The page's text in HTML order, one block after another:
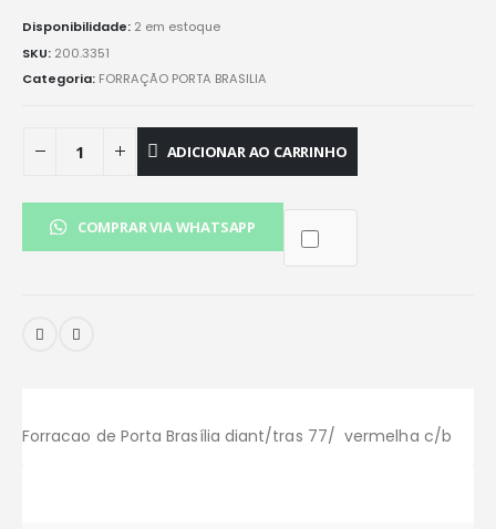
Disponibilidade: 2 em estoque
SKU: 200.3351
Categoria: FORRAÇÃO PORTA BRASILIA
ADICIONAR AO CARRINHO
COMPRAR VIA WHATSAPP
Forracao de Porta Brasília diant/tras 77/ vermelha c/b